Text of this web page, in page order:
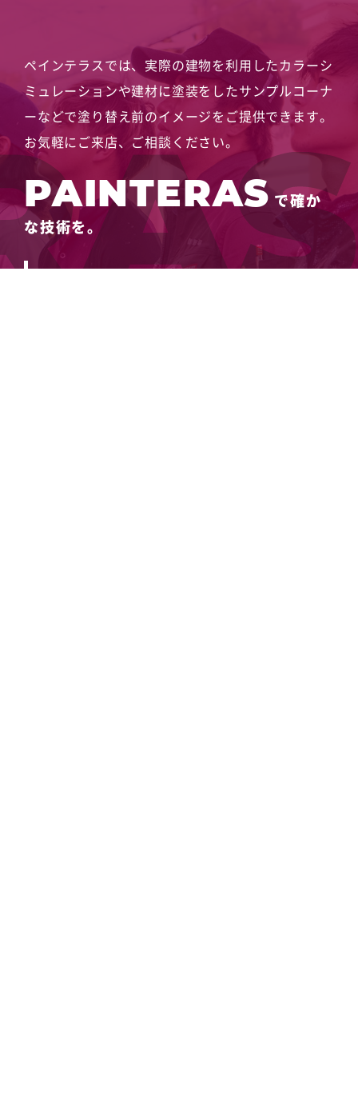
ペインテラスでは、実際の建物を利用したカラーシ
ミュレーションや建材に塗装をしたサンプルコーナ
ーなどで塗り替え前のイメージをご提供できます。
お気軽にご来店、ご相談ください。
PAINTERAS で確か
な技術を。